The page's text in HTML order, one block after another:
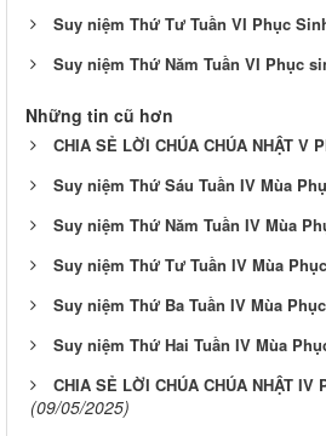
Suy niệm Thứ Tư Tuần VI Phục
Suy niệm Thứ Năm Tuần VI Phục
Những tin cũ hơn
CHIA SẺ LỜI CHÚA CHÚA NHẬT V
Suy niệm Thứ Sáu Tuần IV Mùa
Suy niệm Thứ Năm Tuần IV Mùa
Suy niệm Thứ Tư Tuần IV Mùa
Suy niệm Thứ Ba Tuần IV Mùa
Suy niệm Thứ Hai Tuần IV Mùa
CHIA SẺ LỜI CHÚA CHÚA NHẬT IV
(09/05/2025)